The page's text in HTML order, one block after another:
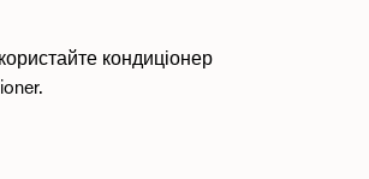
кондиціонер
.